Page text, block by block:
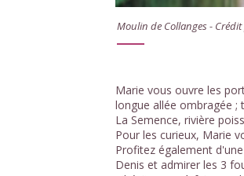
Moulin de Collanges -
Marie vous ouvre les
longue allée ombragée ;
La Semence, rivière
Pour les curieux, Marie
Profitez également
Denis et admirer les 3